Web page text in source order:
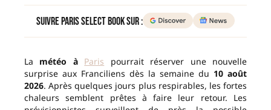
Suivre Paris Select Book sur :
La météo à Paris pourrait réserver une nouvelle
surprise aux Franciliens dès la semaine du 10 août
2026. Après quelques jours plus respirables, les fortes
chaleurs semblent prêtes à faire leur retour. Les